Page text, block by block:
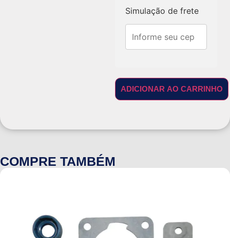
Simulação de frete
ADICIONAR AO CARRINHO
COMPRE TAMBÉM